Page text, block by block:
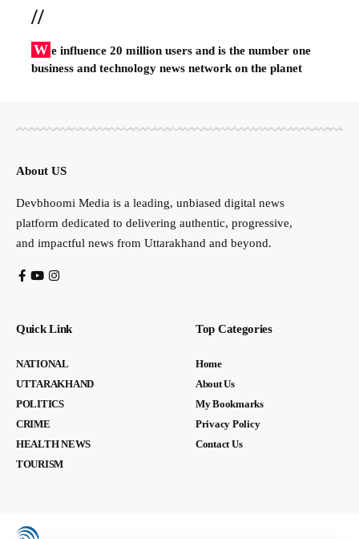
//
W e influence 20 million users and is the number one
business and technology news network on the planet
About US
Devbhoomi Media is a leading, unbiased digital news
platform dedicated to delivering authentic, progressive,
and impactful news from Uttarakhand and beyond.
Quick Link
NATIONAL
UTTARAKHAND
POLITICS
CRIME
HEALTH NEWS
TOURISM
Top Categories
Home
About Us
My Bookmarks
Privacy Policy
Contact Us